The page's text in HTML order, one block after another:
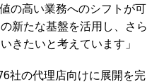
の高い業務へのシフトが可
新たな基盤を活用し、さら
きたいと考えています」
社の代理店向けに展開を完